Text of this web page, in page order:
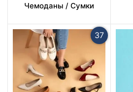
Чемоданы / Сумки
37